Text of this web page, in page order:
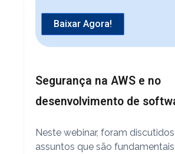
Baixar Agora!
Segurança na AWS e no
desenvolvimento de
Neste webinar, foram
assuntos que são